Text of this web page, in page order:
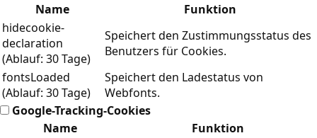
Name
Funktion
hidecookie-
declaration
(Ablauf: 30 Tage)
Speichert den Zustimmungsstatus des
Benutzers für Cookies.
fontsLoaded
(Ablauf: 30 Tage)
Speichert den Ladestatus von
Webfonts.
Google-Tracking-Cookies
Name
Funktion